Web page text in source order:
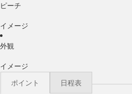
ピーチ
イメージ
外観
イメージ
ポイント
日程表